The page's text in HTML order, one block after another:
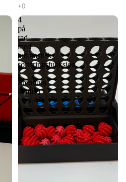
4
på
rad
med
automatisk
sorteringsfunksjon
-
Premium
kvalitet